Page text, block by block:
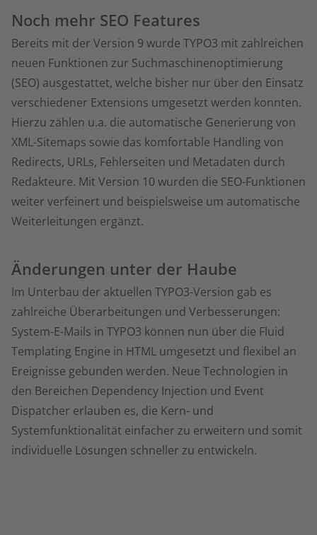
Noch mehr SEO Features
Bereits mit der Version 9 wurde TYPO3 mit zahlreichen
neuen Funktionen zur Suchmaschinenoptimierung
(SEO) ausgestattet, welche bisher nur über den Einsatz
verschiedener Extensions umgesetzt werden konnten.
Hierzu zählen u.a. die automatische Generierung von
XML-Sitemaps sowie das komfortable Handling von
Redirects, URLs, Fehlerseiten und Metadaten durch
Redakteure. Mit Version 10 wurden die SEO-Funktionen
weiter verfeinert und beispielsweise um automatische
Weiterleitungen ergänzt.
Änderungen unter der Haube
Im Unterbau der aktuellen TYPO3-Version gab es
zahlreiche Überarbeitungen und Verbesserungen:
System-E-Mails in TYPO3 können nun über die Fluid
Templating Engine in HTML umgesetzt und flexibel an
Ereignisse gebunden werden. Neue Technologien in
den Bereichen Dependency Injection und Event
Dispatcher erlauben es, die Kern- und
Systemfunktionalität einfacher zu erweitern und somit
individuelle Lösungen schneller zu entwickeln.